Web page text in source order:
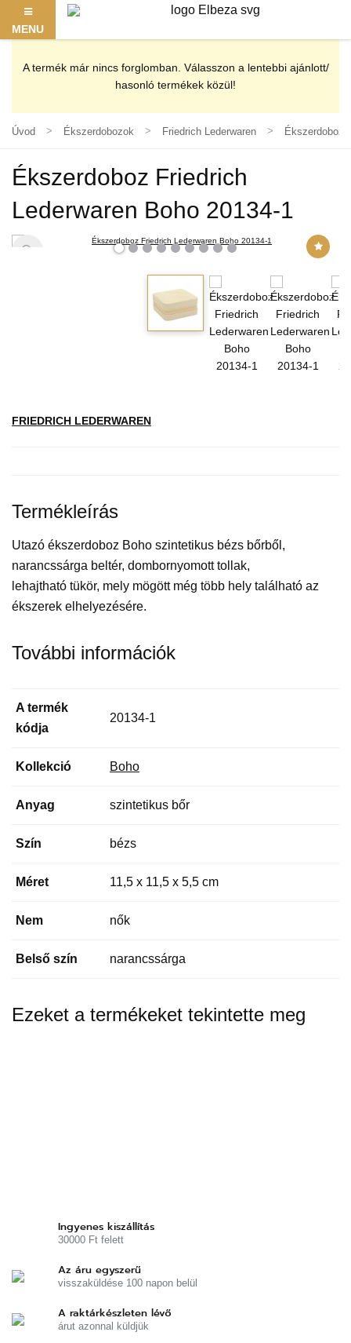
MENU
A termék már nincs forglomban. Válasszon a lentebbi ajánlott/
hasonló termékek közül!
Úvod Ékszerdobozok Friedrich Lederwaren Ékszerdoboz
Ékszerdoboz Friedrich
Lederwaren Boho 20134-1
FRIEDRICH LEDERWAREN
Termékleírás
Utazó ékszerdoboz Boho szintetikus bézs bőrből,
narancssárga beltér, dombornyomott tollak,
lehajtható tükör, mely mögött még több hely található az
ékszerek elhelyezésére.
További információk
A termék
kódja
20134-1
Kollekció Boho
Anyag szintetikus bőr
Szín bézs
Méret 11,5 x 11,5 x 5,5 cm
Nem nők
Belső szín narancssárga
Ezeket a termékeket tekintette meg
Ingyenes kiszállítás
30000 Ft felett
Az áru egyszerű
visszaküldése 100 napon belül
A raktárkészleten lévő
árut azonnal küldjük